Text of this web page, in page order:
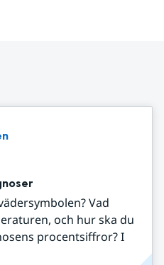
Vad
och hur ska du
procentsiffror? I